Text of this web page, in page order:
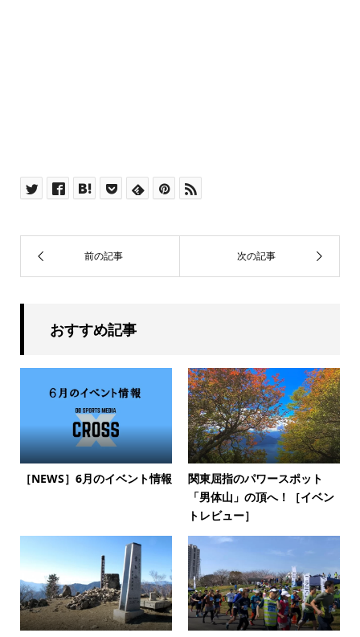
おすすめ記事
［NEWS］6月のイベント情報
関東屈指のパワースポット
「男体山」の頂へ！［イベン
トレビュー］